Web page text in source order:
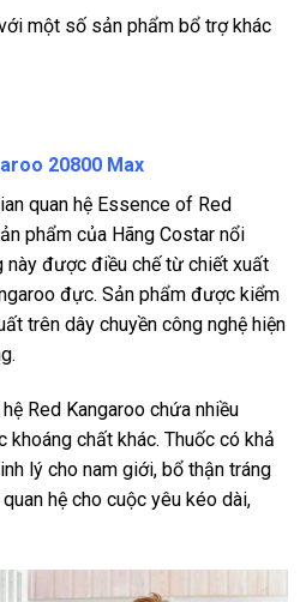
một số sản phẩm bổ trợ khác
20800 Max
quan hệ Essence of Red
phẩm của Hãng Costar nổi
này được điều chế từ chiết xuất
đực. Sản phẩm được kiểm
trên dây chuyền công nghệ hiện
Red Kangaroo chứa nhiều
khoáng chất khác. Thuốc có khả
lý cho nam giới, bổ thận tráng
hệ cho cuộc yêu kéo dài,